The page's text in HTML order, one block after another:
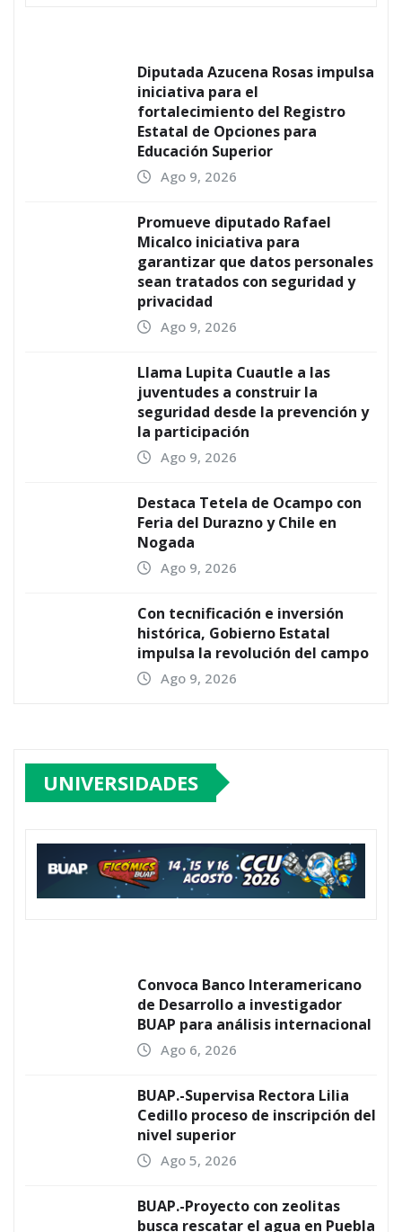
Diputada Azucena Rosas impulsa
iniciativa para el
fortalecimiento del Registro
Estatal de Opciones para
Educación Superior
Ago 9, 2026
Promueve diputado Rafael
Micalco iniciativa para
garantizar que datos personales
sean tratados con seguridad y
privacidad
Ago 9, 2026
Llama Lupita Cuautle a las
juventudes a construir la
seguridad desde la prevención y
la participación
Ago 9, 2026
Destaca Tetela de Ocampo con
Feria del Durazno y Chile en
Nogada
Ago 9, 2026
Con tecnificación e inversión
histórica, Gobierno Estatal
impulsa la revolución del campo
Ago 9, 2026
UNIVERSIDADES
Convoca Banco Interamericano
de Desarrollo a investigador
BUAP para análisis internacional
Ago 6, 2026
BUAP.-Supervisa Rectora Lilia
Cedillo proceso de inscripción del
nivel superior
Ago 5, 2026
BUAP.-Proyecto con zeolitas
busca rescatar el agua en Puebla